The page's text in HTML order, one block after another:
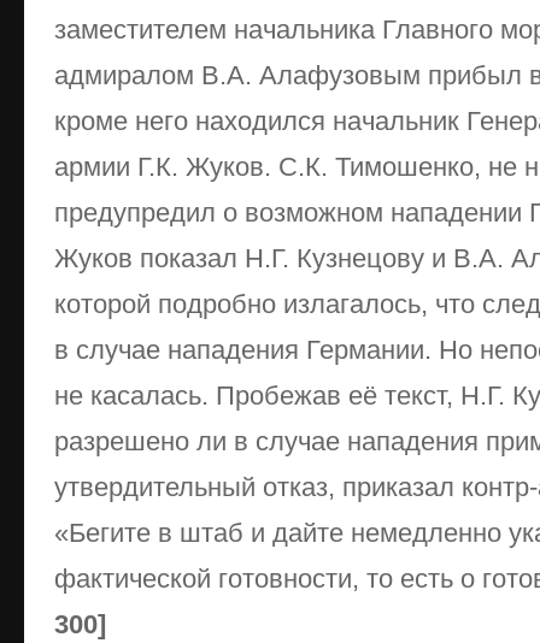
заместителем начальника Главного
адмиралом В.А. Алафузовым прибыл
кроме него находился начальник
армии Г.К. Жуков. С.К. Тимошенко, не
предупредил о возможном нападении
Жуков показал Н.Г. Кузнецову и В.А.
которой подробно излагалось, что
в случае нападения Германии. Но
не касалась. Пробежав её текст, Н.Г.
разрешено ли в случае нападения
утвердительный отказ, приказал
«Бегите в штаб и дайте немедленно
фактической готовности, то есть о
300]